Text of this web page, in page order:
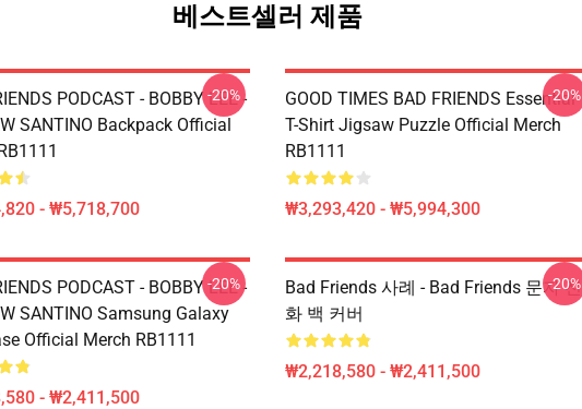
베스트셀러 제품
PODCAST - BOBBY LEE -
SANTINO Backpack Official
- ₩5,718,700
-20%
GOOD TIMES BAD FRIENDS Essential
T-Shirt Jigsaw Puzzle Official Merch
RB1111
₩3,293,420 - ₩5,994,300
-20%
PODCAST - BOBBY LEE -
SANTINO Samsung Galaxy
Official Merch RB1111
- ₩2,411,500
-20%
Bad Friends 사례 - Bad Friends 문자 전
화 백 커버
₩2,218,580 - ₩2,411,500
-20%